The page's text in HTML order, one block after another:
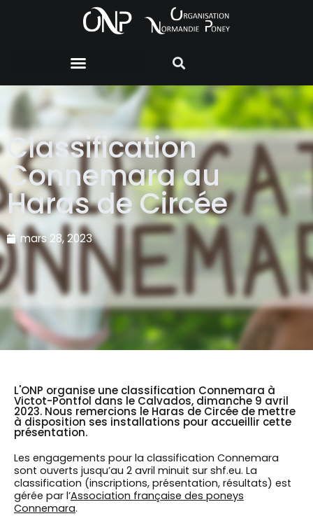
Classification
Connemara au
Haras de Circée
mars 28, 2023
L'ONP organise une classification Connemara à
Victot-Pontfol dans le Calvados, dimanche 9 avril
2023. Nous remercions le Haras de Circée de mettre
à disposition ses installations pour accueillir cette
présentation.
Les engagements pour la classification Connemara
sont ouverts jusqu’au 2 avril minuit sur shf.eu. La
classification (inscriptions, présentation, résultats) est
gérée par l’Association française des poneys
Connemara.